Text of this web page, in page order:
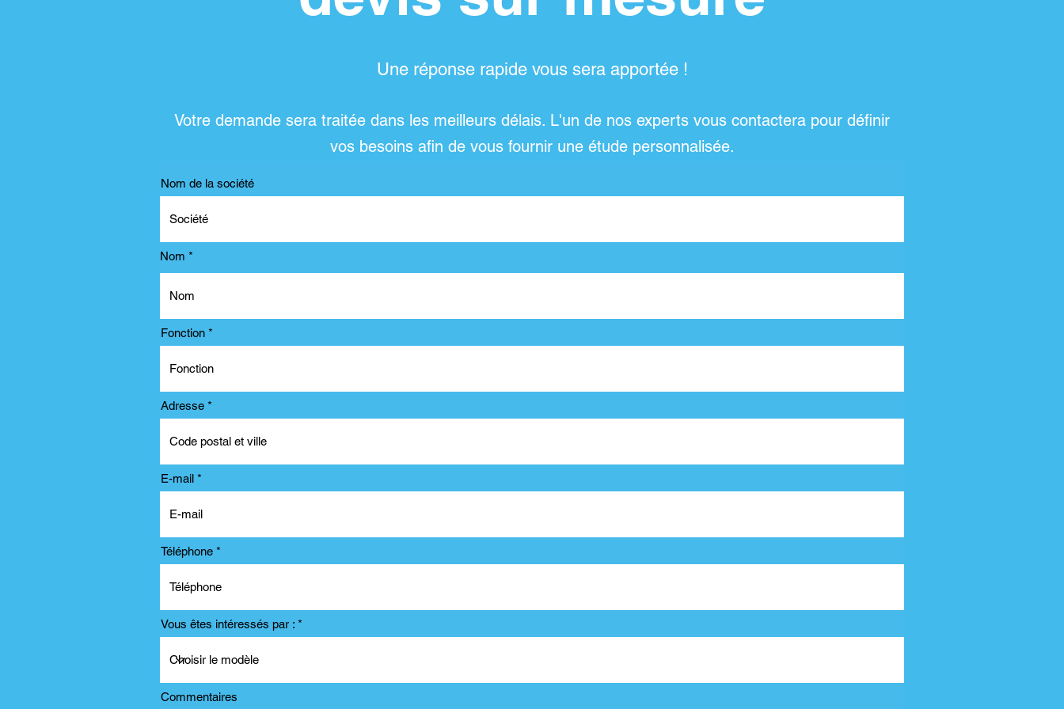
Une réponse rapide vous sera apportée !
Votre demande sera traitée dans les meilleurs délais. L'un de nos experts vous contactera pour définir
vos besoins afin de vous fournir une étude personnalisée.
Nom de la société
Nom
Fonction
Adresse
E-mail
Téléphone
Vous êtes intéressés par :
Commentaires